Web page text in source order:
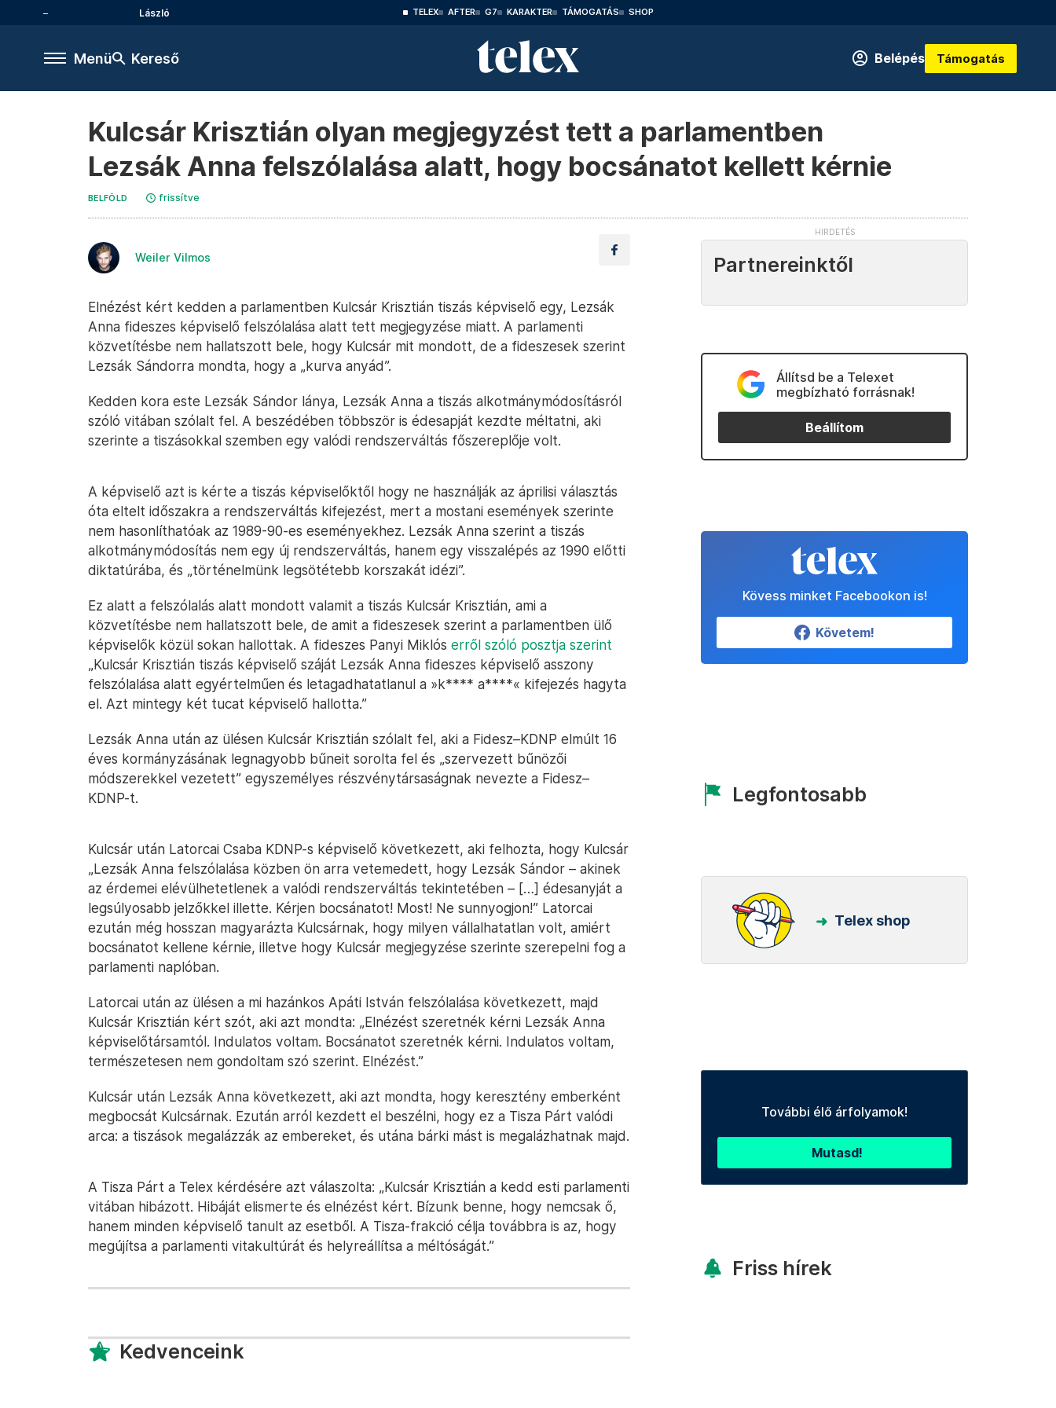
László TELEX AFTER G7 KARAKTER TÁMOGATÁS SHOP
Menü Kereső Belépés Támogatás
Kulcsár Krisztián olyan megjegyzést tett a parlamentben
Lezsák Anna felszólalása alatt, hogy bocsánatot kellett kérnie
BELFÖLD frissítve
Weiler Vilmos
Elnézést kért kedden a parlamentben Kulcsár Krisztián tiszás képviselő egy, Lezsák
Anna fideszes képviselő felszólalása alatt tett megjegyzése miatt. A parlamenti
közvetítésbe nem hallatszott bele, hogy Kulcsár mit mondott, de a fideszesek szerint
Lezsák Sándorra mondta, hogy a „kurva anyád”.
Kedden kora este Lezsák Sándor lánya, Lezsák Anna a tiszás alkotmánymódosításról
szóló vitában szólalt fel. A beszédében többször is édesapját kezdte méltatni, aki
szerinte a tiszásokkal szemben egy valódi rendszerváltás főszereplője volt.
A képviselő azt is kérte a tiszás képviselőktől hogy ne használják az áprilisi választás
óta eltelt időszakra a rendszerváltás kifejezést, mert a mostani események szerinte
nem hasonlíthatóak az 1989-90-es eseményekhez. Lezsák Anna szerint a tiszás
alkotmánymódosítás nem egy új rendszerváltás, hanem egy visszalépés az 1990 előtti
diktatúrába, és „történelmünk legsötétebb korszakát idézi”.
Ez alatt a felszólalás alatt mondott valamit a tiszás Kulcsár Krisztián, ami a
közvetítésbe nem hallatszott bele, de amit a fideszesek szerint a parlamentben ülő
képviselők közül sokan hallottak. A fideszes Panyi Miklós erről szóló posztja szerint
„Kulcsár Krisztián tiszás képviselő száját Lezsák Anna fideszes képviselő asszony
felszólalása alatt egyértelműen és letagadhatatlanul a »k**** a****« kifejezés hagyta
el. Azt mintegy két tucat képviselő hallotta.”
Lezsák Anna után az ülésen Kulcsár Krisztián szólalt fel, aki a Fidesz–KDNP elmúlt 16
éves kormányzásának legnagyobb bűneit sorolta fel és „szervezett bűnözői
módszerekkel vezetett” egyszemélyes részvénytársaságnak nevezte a Fidesz–
KDNP-t.
Kulcsár után Latorcai Csaba KDNP-s képviselő következett, aki felhozta, hogy Kulcsár
„Lezsák Anna felszólalása közben ön arra vetemedett, hogy Lezsák Sándor – akinek
az érdemei elévülhetetlenek a valódi rendszerváltás tekintetében – […] édesanyját a
legsúlyosabb jelzőkkel illette. Kérjen bocsánatot! Most! Ne sunnyogjon!” Latorcai
ezután még hosszan magyarázta Kulcsárnak, hogy milyen vállalhatatlan volt, amiért
bocsánatot kellene kérnie, illetve hogy Kulcsár megjegyzése szerinte szerepelni fog a
parlamenti naplóban.
Latorcai után az ülésen a mi hazánkos Apáti István felszólalása következett, majd
Kulcsár Krisztián kért szót, aki azt mondta: „Elnézést szeretnék kérni Lezsák Anna
képviselőtársamtól. Indulatos voltam. Bocsánatot szeretnék kérni. Indulatos voltam,
természetesen nem gondoltam szó szerint. Elnézést.”
Kulcsár után Lezsák Anna következett, aki azt mondta, hogy keresztény emberként
megbocsát Kulcsárnak. Ezután arról kezdett el beszélni, hogy ez a Tisza Párt valódi
arca: a tiszások megalázzák az embereket, és utána bárki mást is megalázhatnak majd.
A Tisza Párt a Telex kérdésére azt válaszolta: „Kulcsár Krisztián a kedd esti parlamenti
vitában hibázott. Hibáját elismerte és elnézést kért. Bízunk benne, hogy nemcsak ő,
hanem minden képviselő tanult az esetből. A Tisza-frakció célja továbbra is az, hogy
megújítsa a parlamenti vitakultúrát és helyreállítsa a méltóságát.”
Kedvenceink
Partnereinktől
Állítsd be a Telexet
megbízható forrásnak!
Beállítom
Kövess minket Facebookon is!
Követem!
Legfontosabb
Telex shop
További élő árfolyamok!
Mutasd!
Friss hírek